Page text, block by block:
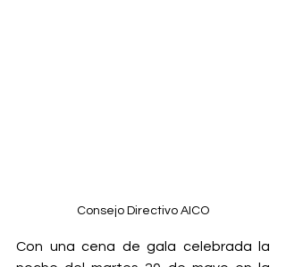
Consejo Directivo AICO
Con una cena de gala celebrada la